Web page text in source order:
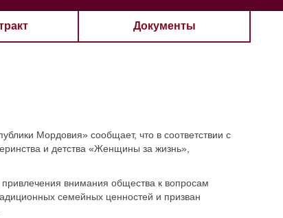
Документы
Мордовия» сообщает, что в соответствии с
и детства «Женщины за жизнь»,
внимания общества к вопросам
семейных ценностей и призван